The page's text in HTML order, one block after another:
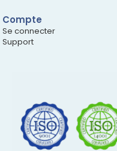
Compte
Se connecter
Support